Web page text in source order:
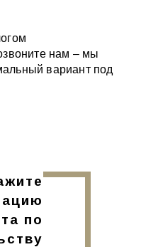
нам – мы
вариант под
по